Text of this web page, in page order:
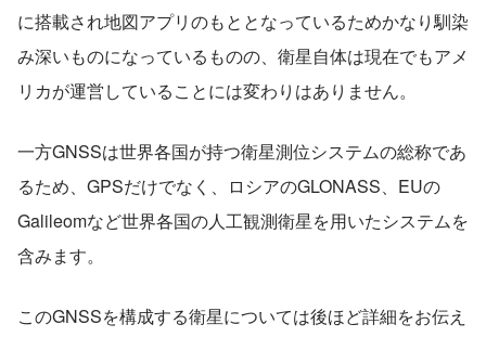
に搭載され地図アプリのもととなっているためかなり馴染
み深いものになっているものの、衛星自体は現在でもアメ
リカが運営していることには変わりはありません。
一方GNSSは世界各国が持つ衛星測位システムの総称であ
るため、GPSだけでなく、ロシアのGLONASS、EUの
Galileomなど世界各国の人工観測衛星を用いたシステムを
含みます。
このGNSSを構成する衛星については後ほど詳細をお伝え